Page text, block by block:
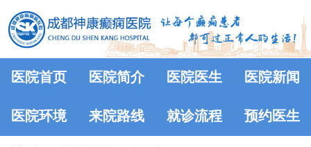
医院首页 医院简介 医院医生 医院新闻
医院环境 来院路线 就诊流程 预约医生